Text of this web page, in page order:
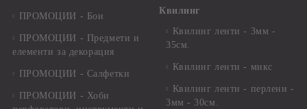
ПРОМОЦИИ - Бои
ПРОМОЦИИ - Предмети и
елементи за декорация
ПРОМОЦИИ - Салфетки
ПРОМОЦИИ - Хоби
Квилинг
Квилинг ленти - 3мм -
35см.
Квилинг ленти - микс
Квилинг ленти - перлени -
3мм - 30см.